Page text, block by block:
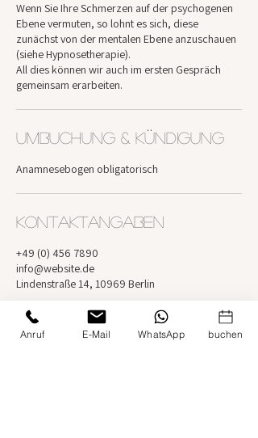
Wenn Sie Ihre Schmerzen auf der psychogenen
Ebene vermuten, so lohnt es sich, diese
zunächst von der mentalen Ebene anzuschauen
(siehe Hypnosetherapie).
All dies können wir auch im ersten Gespräch
gemeinsam erarbeiten.
Umbuchung & Kündigung
Anamnesebogen obligatorisch
Kontaktangaben
+49 (0) 456 7890
info@website.de
Lindenstraße 14, 10969 Berlin
Anruf E-Mail WhatsApp buchen